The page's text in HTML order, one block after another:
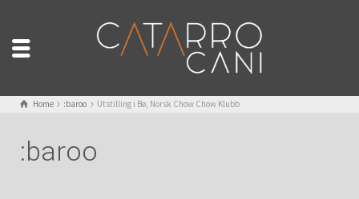
Home :baroo Utstilling i Bø, Norsk Chow Chow Klubb
:baroo